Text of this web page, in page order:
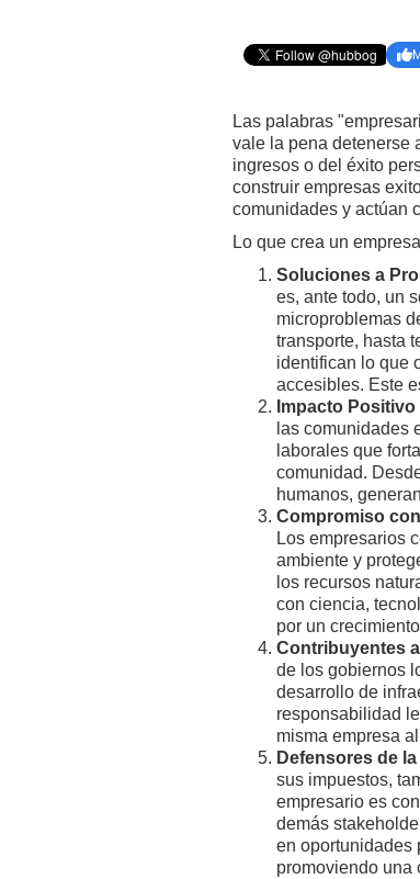

Las palabras
vale la pena detenerse
ingresos o del éxito
construir empresas
comunidades y actúan
Lo que crea un
Soluciones a
es, ante todo, un
microproblemas
transporte, hasta
identifican lo que
accesibles. Este
Impacto
las comunidades
laborales que
comunidad.
humanos,
Compromiso
Los empresarios
ambiente y
los recursos
con ciencia,
por un
Contribuyentes
de los gobiernos
desarrollo de
responsabilidad
misma empresa
Defensores de
sus impuestos,
empresario es
demás
en oportunidades
promoviendo una